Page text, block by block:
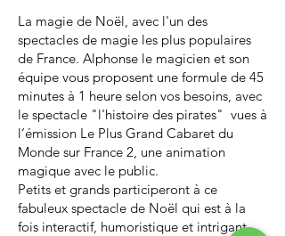
La magie de Noël, avec l'un des
spectacles de magie les plus populaires
de France. Alphonse le magicien et son
équipe vous proposent une formule de 45
minutes à 1 heure selon vos besoins, avec
le spectacle "l'histoire des pirates" vues à
l’émission Le Plus Grand Cabaret du
Monde sur France 2, une animation
magique avec le public.
Petits et grands participeront à ce
fabuleux spectacle de Noël qui est à la
fois interactif, humoristique et intrigant.